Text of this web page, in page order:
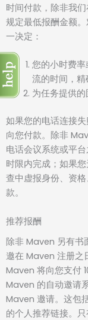
时间付款，除非我
规定最低报酬金额
一决定：
您的小时费
流的时间，精
为任务提供的
如果您的电话连接
向您付款。除非
电话会议系统或平
时限内完成；如果
查中虚报身份、资
款。
推荐报酬
除非 Maven 另有书
邀在 Maven 注册之
Maven 将向您支付
Maven 的自动邀请
Maven 邀请。这包
的个人推荐链接。